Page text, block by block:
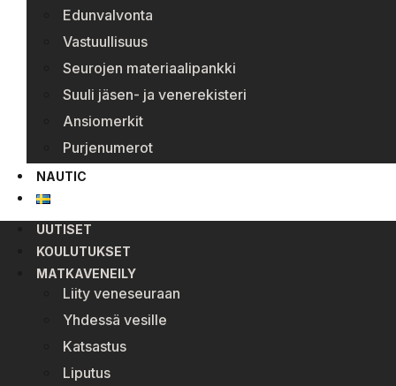
Edunvalvonta
Vastuullisuus
Seurojen materiaalipankki
Suuli jäsen- ja venerekisteri
Ansiomerkit
Purjenumerot
NAUTIC
UUTISET
KOULUTUKSET
MATKAVENEILY
Liity veneseuraan
Yhdessä vesille
Katsastus
Liputus